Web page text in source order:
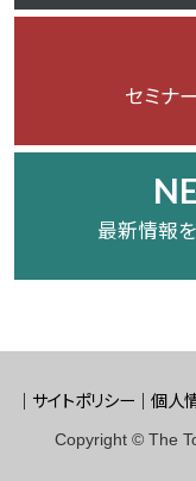
セミナ
最新情報
サイトポリシー 個人
Copyright © The